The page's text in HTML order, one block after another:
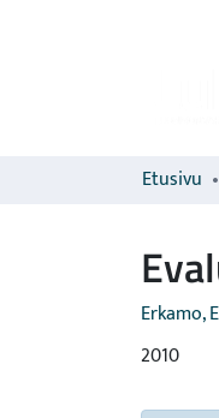
Etusivu
Erkamo,
2010